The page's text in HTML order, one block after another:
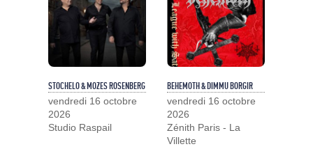
STOCHELO & MOZES ROSENBERG
vendredi 16 octobre
2026
Studio Raspail
BEHEMOTH & DIMMU BORGIR
vendredi 16 octobre
2026
Zénith Paris - La
Villette